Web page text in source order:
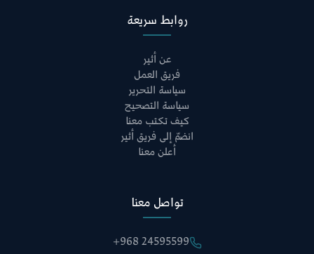
روابط سريعة
عن أثير
فريق العمل
سياسة التحرير
سياسة التصحيح
كيف تكتب معنا
انضمّ إلى فريق أثير
أعلن معنا
تواصل معنا
+968 24595599